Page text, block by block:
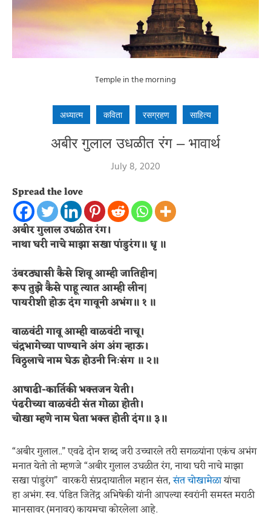
Temple in the morning
अध्यात्म कविता रसग्रहण साहित्य
अबीर गुलाल उधळीत रंग – भावार्थ
July 8, 2020
Spread the love
अबीर गुलाल उधळीत रंग।
नाथा घरी नाचे माझा सखा पांडुरंग॥ धृ ॥
उंबरठ्यासी कैसे शिवू आम्ही जातिहीन|
रूप तुझे कैसे पाहू त्यात आम्ही लीन|
पायरीशी होऊ दंग गावूनी अभंग॥ १ ॥
वाळवंटी गावू आम्ही वाळवंटी नाचू।
चंद्रभागेच्या पाण्याने अंग अंग न्हाऊ।
विठ्ठलाचे नाम घेऊ हो‌उनी निःसंग ॥ २॥
आषाढी-कार्तिकी भक्तजन येती।
पंढरीच्या वाळवंटी संत गोळा होती।
चोखा म्हणे नाम घेता भक्त होती दंग॥ ३॥
“अबीर गुलाल..” एवढे दोन शब्द जरी उच्चारले तरी सगळ्यांना एकंच अभंग
मनात येतो तो म्हणजे “अबीर गुलाल उधळीत रंग, नाथा घरी नाचे माझा
सखा पांडुरंग” वारकरी संप्रदायातील महान संत,संत चोखामेळायांचा
हा अभंग. स्व. पंडित जितेंद्र अभिषेकी यांनी आपल्या स्वरांनी समस्त मराठी
मानसावर (मनावर) कायमचा कोरलेला आहे.